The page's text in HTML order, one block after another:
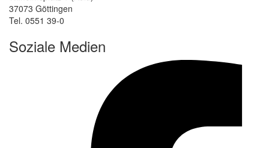
37073 Göttingen
Tel. 0551 39-0
Soziale Medien